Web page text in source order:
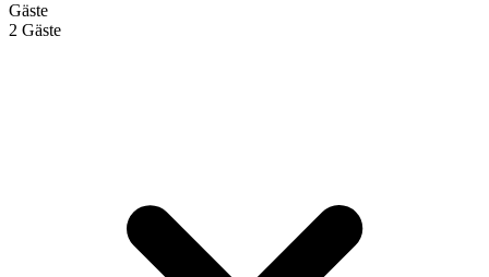
Gäste
2 Gäste